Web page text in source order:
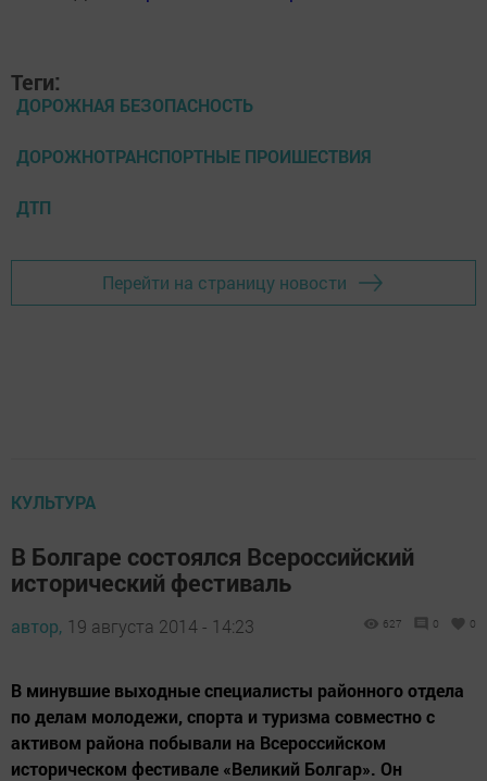
Теги:
ДОРОЖНАЯ БЕЗОПАСНОСТЬ
ДОРОЖНОТРАНСПОРТНЫЕ ПРОИШЕСТВИЯ
ДТП
Перейти на страницу новости
КУЛЬТУРА
В Болгаре состоялся Всероссийский
исторический фестиваль
автор, 19 августа 2014 - 14:23 627 0 0
В минувшие выходные специалисты районного отдела
по делам молодежи, спорта и туризма совместно с
активом района побывали на Всероссийском
историческом фестивале «Великий Болгар». Он